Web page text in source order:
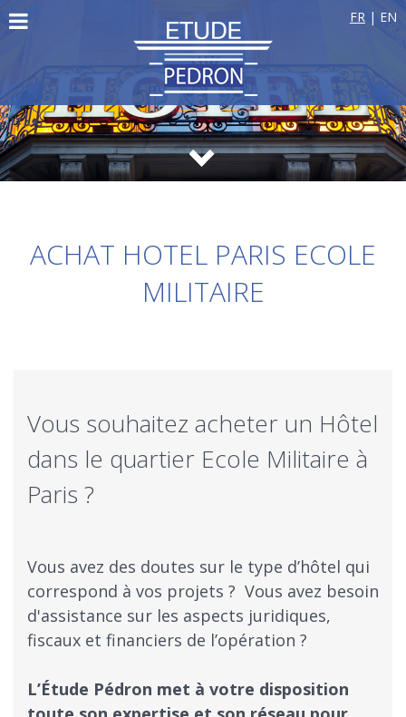
FR | EN
ACHAT HOTEL PARIS ECOLE
MILITAIRE
Vous souhaitez acheter un Hôtel
dans le quartier Ecole Militaire à
Paris ?
Vous avez des doutes sur le type d’hôtel qui
correspond à vos projets ? ​ Vous avez besoin
d'assistance sur les aspects juridiques,
fiscaux et financiers de l’opération ?
​L’Étude Pédron met à votre disposition